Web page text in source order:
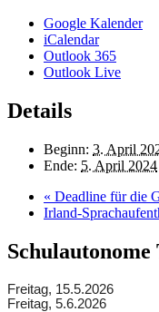
Google Kalender
iCalendar
Outlook 365
Outlook Live
Details
Beginn: 3. April
Ende: 5. April 2024
« Deadline für die
Irland-
Schulautonome
Freitag, 15.5.2026
Freitag, 5.6.2026